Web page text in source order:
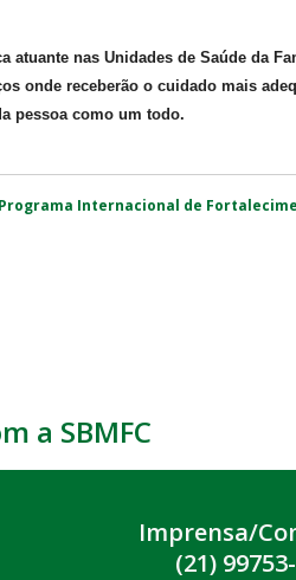
nas Unidades de Saúde da
onde receberão o cuidado mais
pessoa como um todo.
Programa Internacional de
a SBMFC
Imprensa/
(21)